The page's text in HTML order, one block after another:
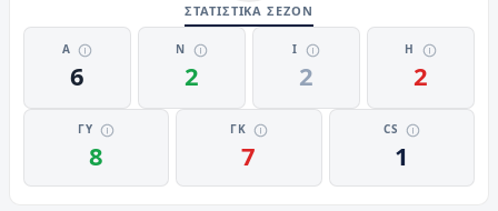
ΣΤΑΤΙΣΤΙΚΑ ΣΕΖΟΝ
Α
6
Ν
2
Ι
2
Η
2
ΓΥ
8
ΓΚ
7
CS
1